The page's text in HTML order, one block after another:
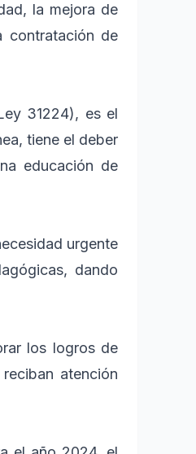
la mejora de
contratación de
31224), es el
tiene el deber
educación de
urgente
dando
los logros de
atención